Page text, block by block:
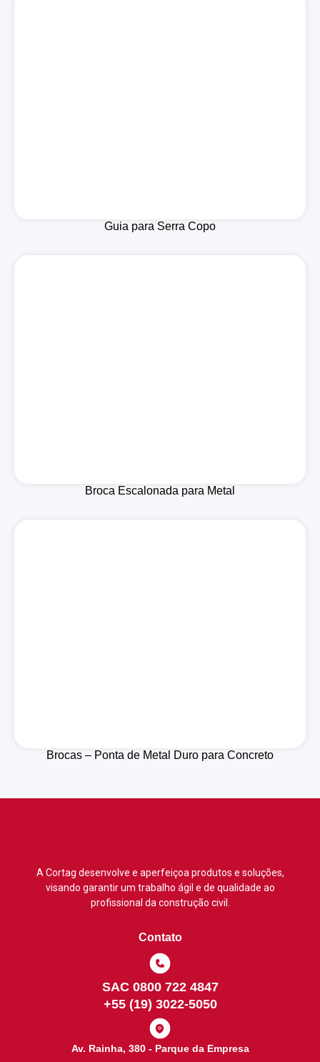
Guia para Serra Copo
Broca Escalonada para Metal
Brocas – Ponta de Metal Duro para Concreto
A Cortag desenvolve e aperfeiçoa produtos e soluções,
visando garantir um trabalho ágil e de qualidade ao
profissional da construção civil.
Contato
SAC 0800 722 4847
+55 (19) 3022-5050
Av. Rainha, 380 - Parque da Empresa